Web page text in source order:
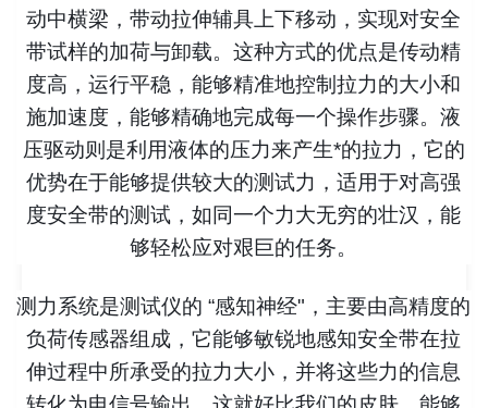
动中横梁，带动拉伸辅具上下移动，实现对安全
带试样的加荷与卸载。这种方式的优点是传动精
度高，运行平稳，能够精准地控制拉力的大小和
施加速度，能够精确地完成每一个操作步骤。液
压驱动则是利用液体的压力来产生*的拉力，它的
优势在于能够提供较大的测试力，适用于对高强
度安全带的测试，如同一个力大无穷的壮汉，能
够轻松应对艰巨的任务。
测力系统是测试仪的 “感知神经"，主要由高精度的
负荷传感器组成，它能够敏锐地感知安全带在拉
伸过程中所承受的拉力大小，并将这些力的信息